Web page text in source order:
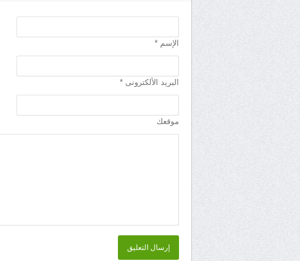
الإسم *
البريد الألكترونى *
موقعك
إرسال التعليق